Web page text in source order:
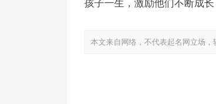
孩子一生，激励他们不断成长
本文来自网络，不代表起名网立场，